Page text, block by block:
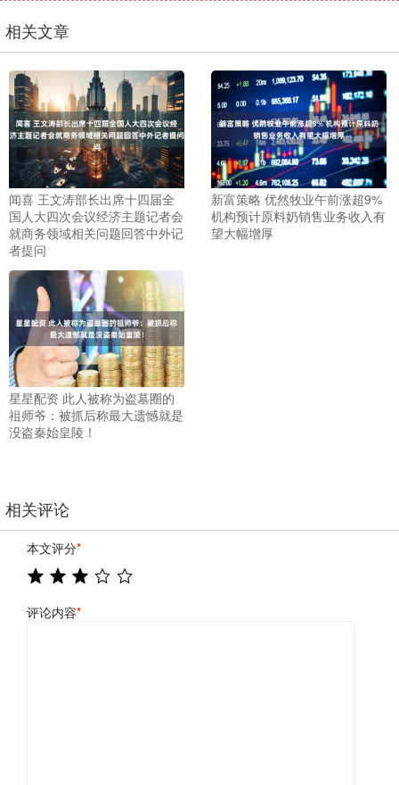
相关文章
闻喜 王文涛部长出席十四届全
国人大四次会议经济主题记者会
就商务领域相关问题回答中外记
者提问
新富策略 优然牧业午前涨超9%
机构预计原料奶销售业务收入有
望大幅增厚
星星配资 此人被称为盗墓圈的
祖师爷：被抓后称最大遗憾就是
没盗秦始皇陵！
相关评论
本文评分*
评论内容*